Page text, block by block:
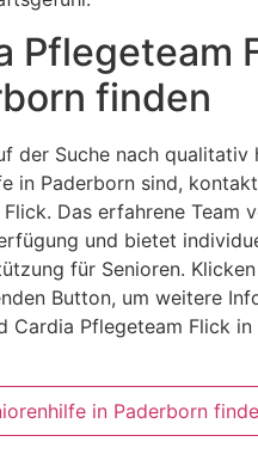
Pflegeteam
finden
der Suche nach
in Paderborn sind,
Das erfahrene Team
und bietet
für Senioren.
Button, um weitere
Cardia Pflegeteam Flick in
in Paderborn